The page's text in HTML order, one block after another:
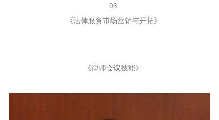
03
《法律服务市场营销与开拓》
《律师会议技能》